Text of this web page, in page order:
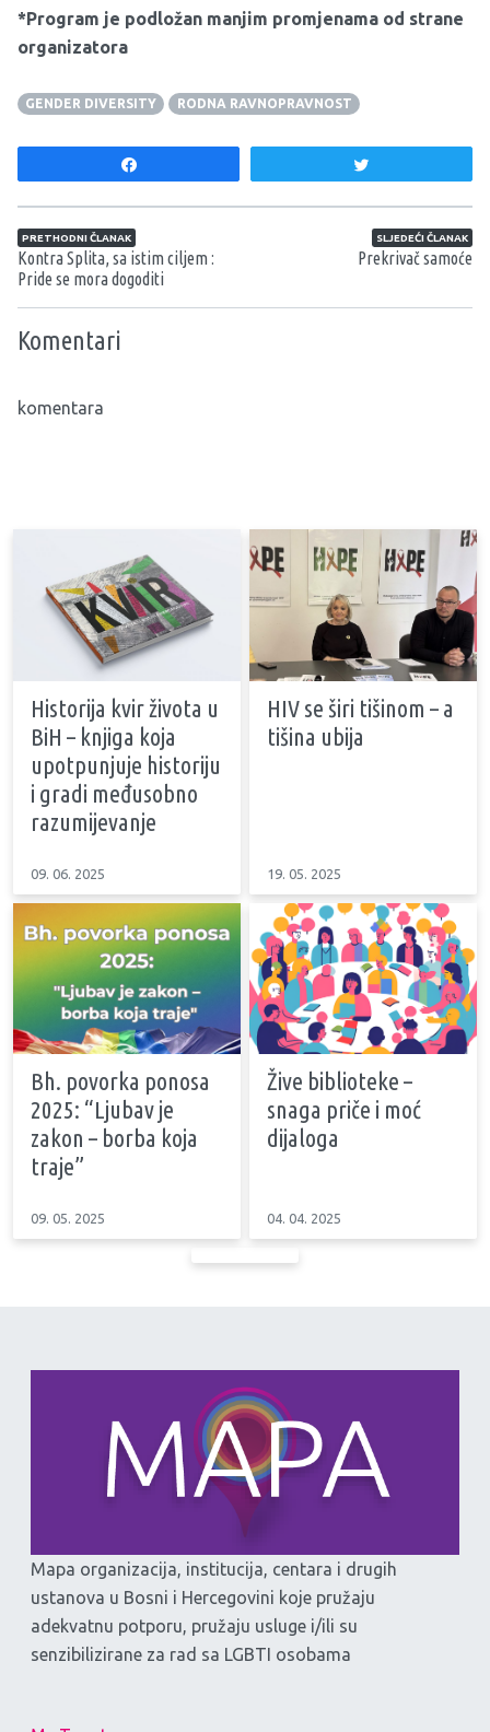
*Program je podložan manjim promjenama od strane
organizatora
GENDER DIVERSITY RODNA RAVNOPRAVNOST
Navigacija članaka
PRETHODNI ČLANAK
Kontra Splita, sa istim ciljem :
Pride se mora dogoditi
SLJEDEĆI ČLANAK
Prekrivač samoće
Komentari
komentara
Historija kvir života u
BiH – knjiga koja
upotpunjuje historiju
i gradi međusobno
razumijevanje
09. 06. 2025
HIV se širi tišinom – a
tišina ubija
19. 05. 2025
Bh. povorka ponosa
2025: “Ljubav je
zakon – borba koja
traje”
09. 05. 2025
Žive biblioteke –
snaga priče i moć
dijaloga
04. 04. 2025
Mapa organizacija, institucija, centara i drugih
ustanova u Bosni i Hercegovini koje pružaju
adekvatnu potporu, pružaju usluge i/ili su
senzibilizirane za rad sa LGBTI osobama